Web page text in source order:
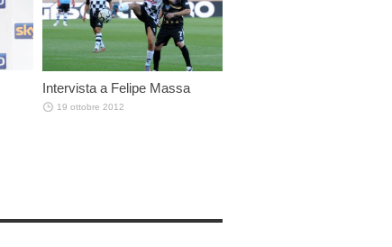
Intervista a Felipe Massa
19 ottobre 2012